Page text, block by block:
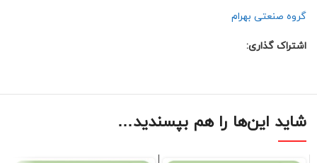
گروه صنعتی بهرام
اشتراک گذاری:
شاید این‌ها را هم بپسندید…